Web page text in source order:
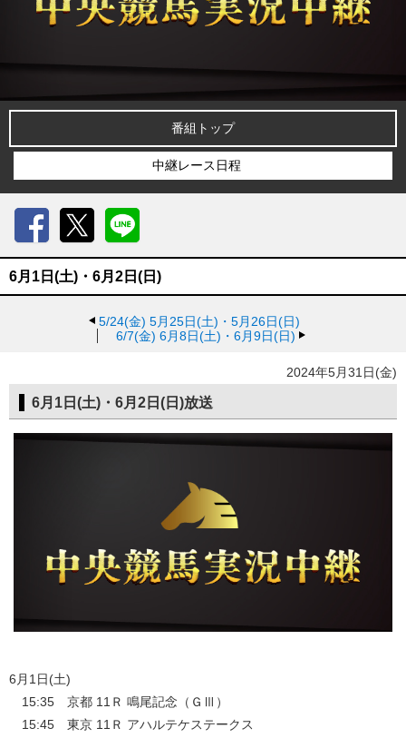
番組トップ
中継レース日程
6月1日(土)・6月2日(日)
5/24(金) 5月25日(土)・5月26日(日)
6/7(金) 6月8日(土)・6月9日(日)
2024年5月31日(金)
6月1日(土)・6月2日(日)放送
6月1日(土)
15:35 京都 11Ｒ 鳴尾記念（ＧⅢ）
15:45 東京 11Ｒ アハルテケステークス